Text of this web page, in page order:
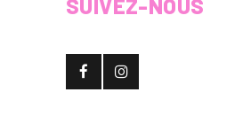
SUIVEZ-NOUS